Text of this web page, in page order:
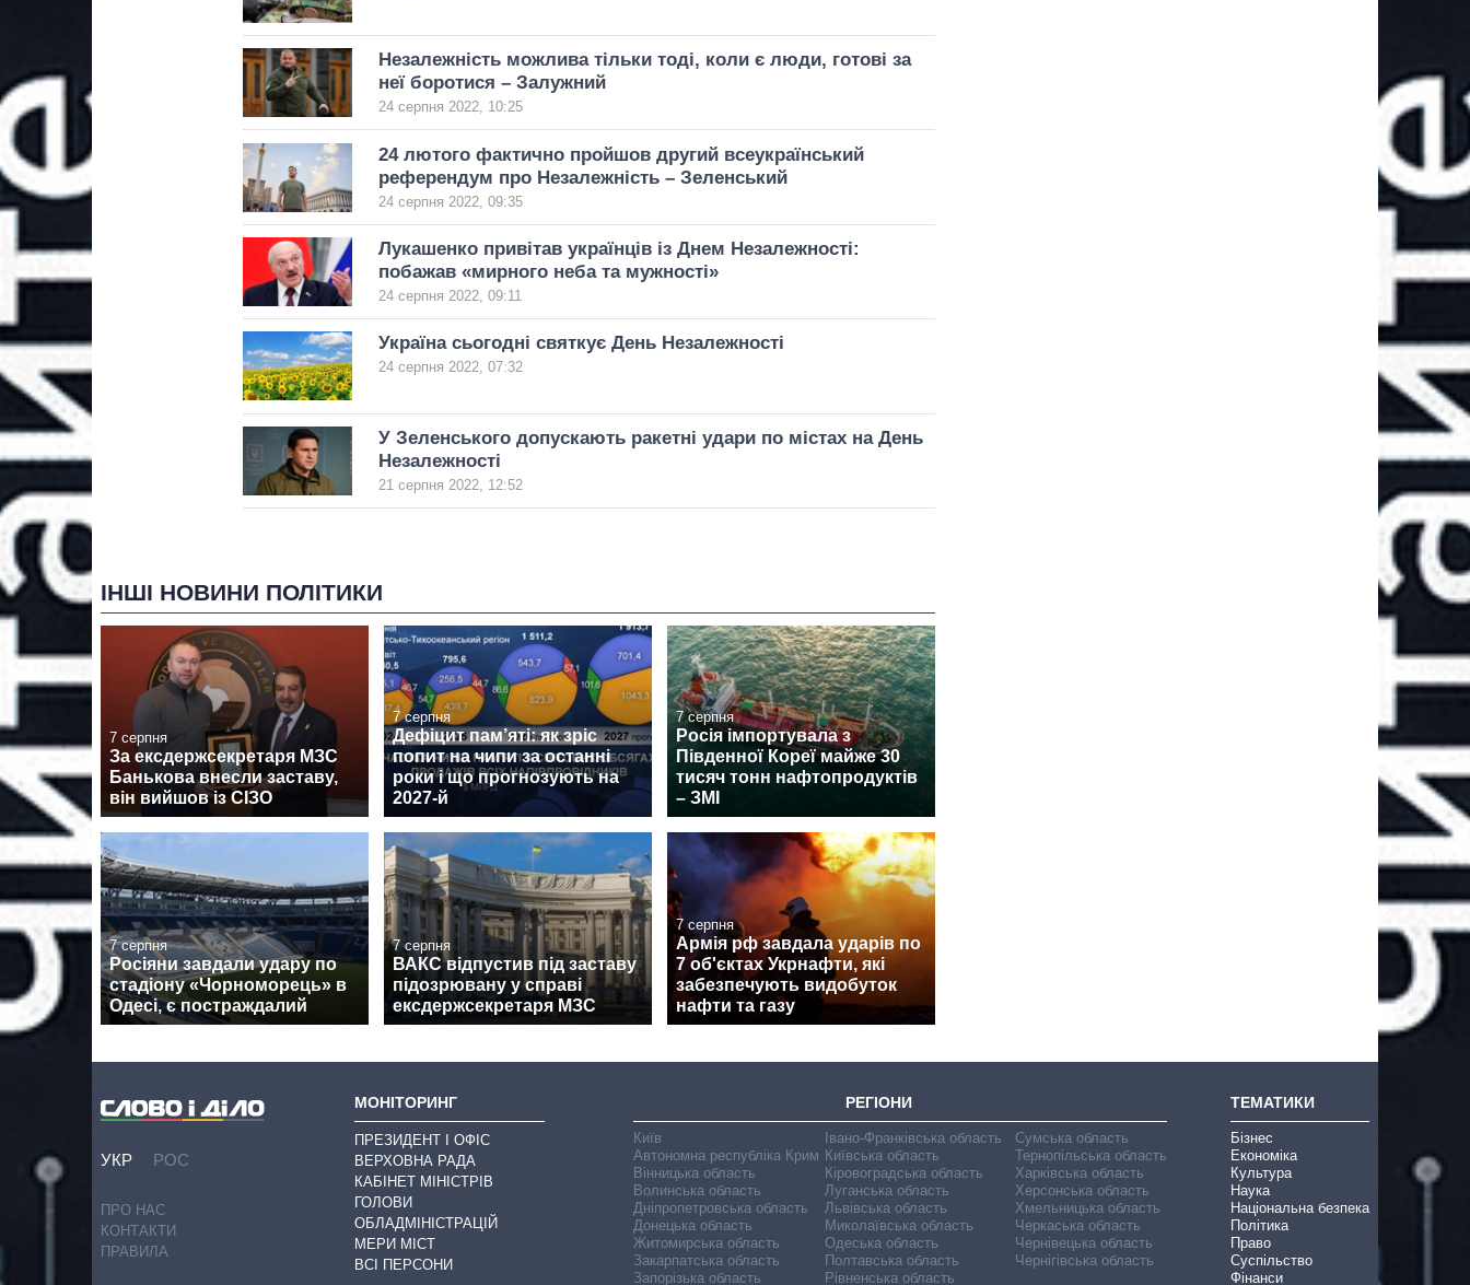
Незалежність можлива тільки тоді, коли є люди, готові за
неї боротися – Залужний
24 серпня 2022, 10:25
24 лютого фактично пройшов другий всеукраїнський
референдум про Незалежність – Зеленський
24 серпня 2022, 09:35
Лукашенко привітав українців із Днем Незалежності:
побажав «мирного неба та мужності»
24 серпня 2022, 09:11
Україна сьогодні святкує День Незалежності
24 серпня 2022, 07:32
У Зеленського допускають ракетні удари по містах на День
Незалежності
21 серпня 2022, 12:52
ІНШІ НОВИНИ ПОЛІТИКИ
7 серпня
За ексдержсекретаря МЗС
Банькова внесли заставу,
він вийшов із СІЗО
7 серпня
Дефіцит пам’яті: як зріс
попит на чипи за останні
роки і що прогнозують на
2027-й
7 серпня
Росія імпортувала з
Південної Кореї майже 30
тисяч тонн нафтопродуктів
– ЗМІ
7 серпня
Росіяни завдали удару по
стадіону «Чорноморець» в
Одесі, є постраждалий
7 серпня
ВАКС відпустив під заставу
підозрювану у справі
ексдержсекретаря МЗС
7 серпня
Армія рф завдала ударів по
7 об'єктах Укрнафти, які
забезпечують видобуток
нафти та газу
УКР РОС
ПРО НАС
КОНТАКТИ
ПРАВИЛА
МОНІТОРИНГ
ПРЕЗИДЕНТ І ОФІС
ВЕРХОВНА РАДА
КАБІНЕТ МІНІСТРІВ
ГОЛОВИ
ОБЛАДМІНІСТРАЦІЙ
МЕРИ МІСТ
ВСІ ПЕРСОНИ
РЕГІОНИ
Київ
Автономна республіка Крим
Вінницька область
Волинська область
Дніпропетровська область
Донецька область
Житомирська область
Закарпатська область
Запорізька область
Івано-Франківська область
Київська область
Кіровоградська область
Луганська область
Львівська область
Миколаївська область
Одеська область
Полтавська область
Рівненська область
Сумська область
Тернопільська область
Харківська область
Херсонська область
Хмельницька область
Черкаська область
Чернівецька область
Чернігівська область
ТЕМАТИКИ
Бізнес
Економіка
Культура
Наука
Національна безпека
Політика
Право
Суспільство
Фінанси